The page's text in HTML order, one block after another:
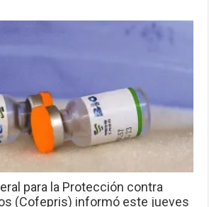
para la Protección contra
(Cofepris) informó este jueves